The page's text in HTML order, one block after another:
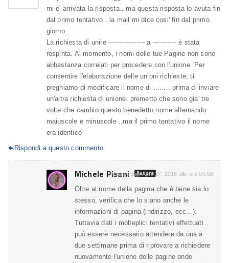
mi e' arrivata la risposta.. ma questa risposta lo avuta fin
dal primo tentativo ..la mail mi dice cosi' fin dal primo
giorno ..
La richiesta di unire ----------------- a ----------- è stata
respinta. Al momento, i nomi delle tue Pagine non sono
abbastanza correlati per procedere con l'unione. Per
consentire l'elaborazione delle unioni richieste, ti
preghiamo di modificare il nome di ........ prima di inviare
un'altra richiesta di unione. premetto che sono gia' tre
volte che cambio questo benedetto nome alternando
maiuscole e minuscole ..ma il primo tentativo il nome
era identico
Rispondi a questo commento
Michele Pisani Autore
Wednesday, April 27, 2016 alle ore 00:08
Oltre al nome della pagina che è bene sia lo
stesso, verifica che lo siano anche le
informazioni di pagina (indirizzo, ecc...).
Tuttavia dati i molteplici tentativi effettuati
può essere necessario attendere da una a
due settimane prima di riprovare a richiedere
nuovamente l'unione delle pagine onde